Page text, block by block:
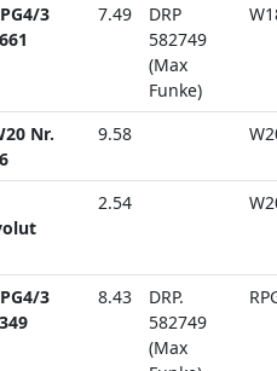
3
7.49
DRP
582749
(Max
Funke)
Nr.
9.58
2.54
3
8.43
DRP.
582749
(Max